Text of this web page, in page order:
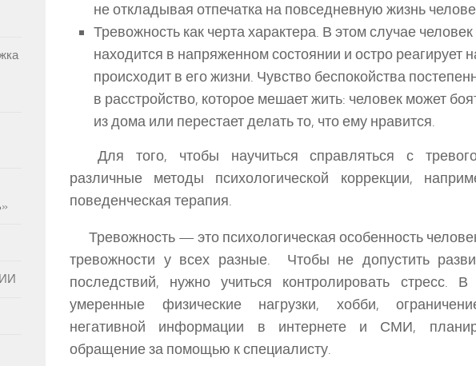
не откладывая отпечатка на повседневную жизнь
Тревожность как черта характера. В этом случае
находится в напряженном состоянии и остро реагирует
происходит в его жизни. Чувство беспокойства
в расстройство, которое мешает жить: человек может
из дома или перестает делать то, что ему нравится.
Для того, чтобы научиться справляться с
различные методы психологической коррекции,
поведенческая терапия.
Тревожность — это психологическая особенность
тревожности у всех разные. Чтобы не допустить
последствий, нужно учиться контролировать стресс.
умеренные физические нагрузки, хобби,
негативной информации в интернете и СМИ,
обращение за помощью к специалисту.